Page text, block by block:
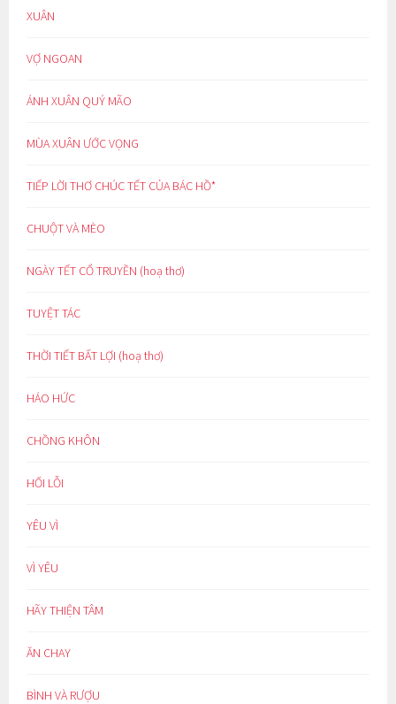
XUÂN
VỢ NGOAN
ÁNH XUÂN QUÝ MÃO
MÙA XUÂN ƯỚC VỌNG
TIẾP LỜI THƠ CHÚC TẾT CỦA BÁC HỒ*
CHUỘT VÀ MÈO
NGÀY TẾT CỔ TRUYỀN (hoạ thơ)
TUYỆT TÁC
THỜI TIẾT BẤT LỢI (hoạ thơ)
HÁO HỨC
CHỒNG KHÔN
HỐI LỖI
YÊU VÌ
VÌ YÊU
HÃY THIỆN TÂM
ĂN CHAY
BÌNH VÀ RƯỢU